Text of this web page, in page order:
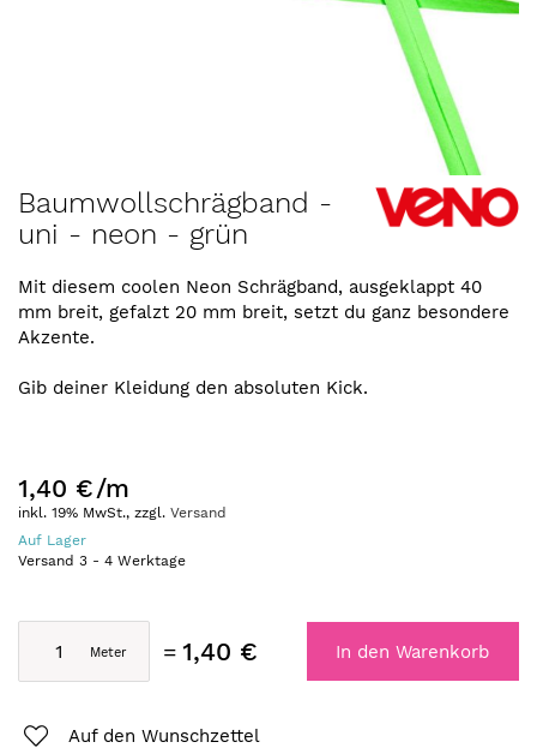
Anfang
der
springen
Baumwollschrägband -
uni - neon - grün
Mit diesem coolen Neon Schrägband, ausgeklappt 40
mm breit, gefalzt 20 mm breit, setzt du ganz besondere
Akzente.
Gib deiner Kleidung den absoluten Kick.
1,40 €/m
inkl. 19% MwSt., zzgl. Versand
Auf Lager
Versand 3 - 4 Werktage
1,40 € In den Warenkorb
Auf den Wunschzettel